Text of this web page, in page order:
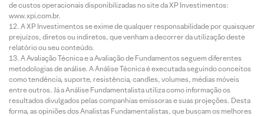
de custos operacionais disponibilizadas no site da XP Investimentos:
www.xpi.com.br.
A XP Investimentos se exime de qualquer responsabilidade por quaisquer
prejuízos, diretos ou indiretos, que venham a decorrer da utilização deste
relatório ou seu conteúdo.
A Avaliação Técnica e a Avaliação de Fundamentos seguem diferentes
metodologias de análise. A Análise Técnica é executada seguindo conceitos
como tendência, suporte, resistência, candles, volumes, médias móveis
entre outros. Já a Análise Fundamentalista utiliza como informação os
resultados divulgados pelas companhias emissoras e suas projeções. Desta
forma, as opiniões dos Analistas Fundamentalistas, que buscam os melhores